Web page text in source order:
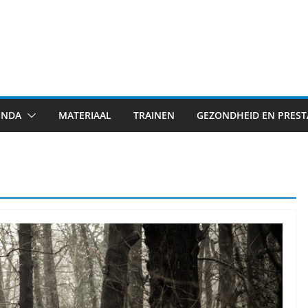
MATERIAAL TRAINEN GEZONDHEID EN